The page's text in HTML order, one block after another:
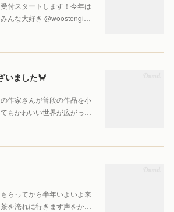
付スタートします！今年は
んな大好き @woostengi…
いました🦀
作家さんが普段の作品を小
もかわいい世界が広がっ…
らってから半年いよいよ来
を淹れに行きます声をか…